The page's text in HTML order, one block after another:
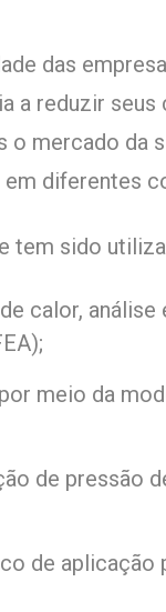
das
a reduzir
mercado da
diferentes
tem sido
calor,
meio da
de pressão
de aplicação